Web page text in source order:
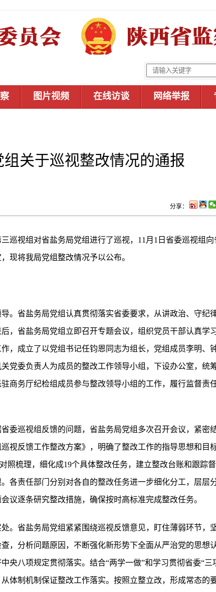
图片视频 在线访谈 网络举报
关于巡视整改情况的通报
分享：
巡视组对省盐务局党组进行了巡视，11月1日省委巡视组向
现将我局党组整改情况予以公布。
。省盐务局党组认真贯彻落实省委要求，从讲政治、守纪
，省盐务局党组立即召开专题会议，组织党员干部认真学
，成立了以党组书记任钧恩同志为组长，党组成员李明、
党委负责人为成员的整改工作领导小组，下设办公室，统
商务厅纪检组成员参与整改领导小组的工作，履行监督责
委巡视组反馈的问题，省盐务局党组多次召开会议，紧密
视反馈工作整改方案》，明确了整改工作的指导思想和目
照梳理，细化成19个具体整改任务，建立整改台账和跟踪
各责任部门分别对各自的整改任务进一步细化分工，层层
议逐条研究整改措施，确保按时高标准完成整改任务。
。省盐务局党组紧紧围绕巡视反馈意见，盯住薄弱环节，
，分析问题原因，不断强化新形势下全面从严治党的思想
央八项规定贯彻落实。结合“两学一做”和学习贯彻省委“三
体制机制保证整改工作落实。按照立整立改，形成常态的